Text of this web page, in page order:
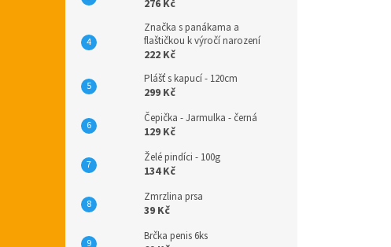
276 Kč
Značka s panákama a
flaštičkou k výročí narození
222 Kč
Plášť s kapucí - 120cm
299 Kč
Čepička - Jarmulka - černá
129 Kč
Želé pindíci - 100g
134 Kč
Zmrzlina prsa
39 Kč
Brčka penis 6ks